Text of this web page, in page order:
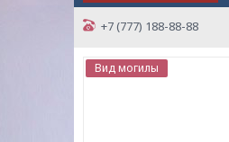
+7 (777) 188-88-88
Вид могилы